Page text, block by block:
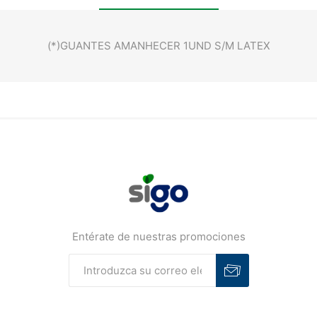
(*)GUANTES AMANHECER 1UND S/M LATEX
Entérate de nuestras promociones